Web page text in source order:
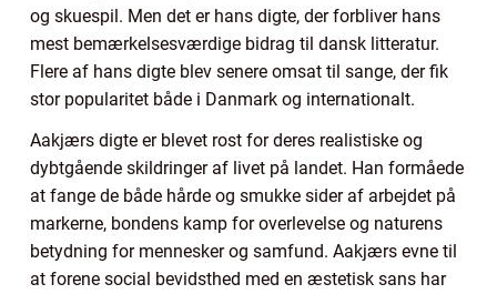
og skuespil. Men det er hans digte, der forbliver hans
mest bemærkelsesværdige bidrag til dansk litteratur.
Flere af hans digte blev senere omsat til sange, der fik
stor popularitet både i Danmark og internationalt.
Aakjærs digte er blevet rost for deres realistiske og
dybtgående skildringer af livet på landet. Han formåede
at fange de både hårde og smukke sider af arbejdet på
markerne, bondens kamp for overlevelse og naturens
betydning for mennesker og samfund. Aakjærs evne til
at forene social bevidsthed med en æstetisk sans har